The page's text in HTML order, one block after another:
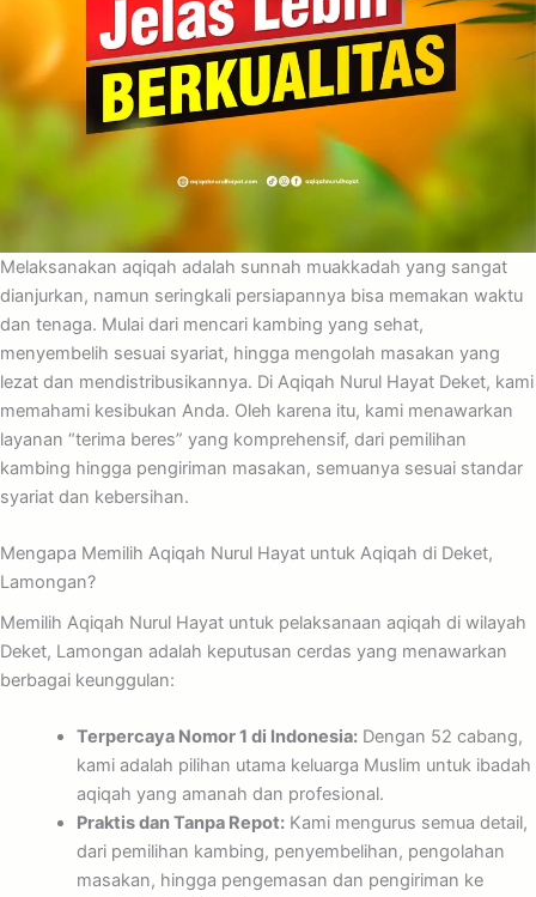
Melaksanakan aqiqah adalah sunnah muakkadah yang sangat
dianjurkan, namun seringkali persiapannya bisa memakan waktu
dan tenaga. Mulai dari mencari kambing yang sehat,
menyembelih sesuai syariat, hingga mengolah masakan yang
lezat dan mendistribusikannya. Di Aqiqah Nurul Hayat Deket, kami
memahami kesibukan Anda. Oleh karena itu, kami menawarkan
layanan “terima beres” yang komprehensif, dari pemilihan
kambing hingga pengiriman masakan, semuanya sesuai standar
syariat dan kebersihan.
Mengapa Memilih Aqiqah Nurul Hayat untuk Aqiqah di Deket,
Lamongan?
Memilih Aqiqah Nurul Hayat untuk pelaksanaan aqiqah di wilayah
Deket, Lamongan adalah keputusan cerdas yang menawarkan
berbagai keunggulan:
Terpercaya Nomor 1 di Indonesia:Dengan 52 cabang,
kami adalah pilihan utama keluarga Muslim untuk ibadah
aqiqah yang amanah dan profesional.
Praktis dan Tanpa Repot:Kami mengurus semua detail,
dari pemilihan kambing, penyembelihan, pengolahan
masakan, hingga pengemasan dan pengiriman ke